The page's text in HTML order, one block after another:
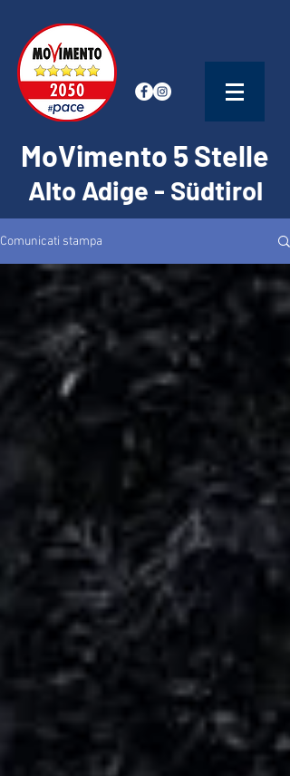
MoVimento 5 Stelle
Alto Adige - Südtirol
Comunicati stampa